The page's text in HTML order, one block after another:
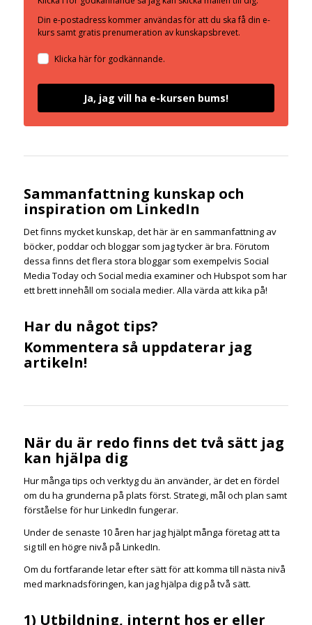
Din e-postadress kommer användas för att du ska få din e-
kurs samt gratis prenumeration av kunskapsbrevet.
Klicka här för godkännande.
Ja, jag vill ha e-kursen bums!
Sammanfattning kunskap och
inspiration om LinkedIn
Det finns mycket kunskap, det här är en sammanfattning av
böcker, poddar och bloggar som jag tycker är bra. Förutom
dessa finns det flera stora bloggar som exempelvis Social
Media Today och Social media examiner och Hubspot som har
ett brett innehåll om sociala medier. Alla värda att kika på!
Har du något tips?
Kommentera så uppdaterar jag
artikeln!
När du är redo finns det två sätt jag
kan hjälpa dig
Hur många tips och verktyg du än använder, är det en fördel
om du ha grunderna på plats först. Strategi, mål och plan samt
förståelse för hur LinkedIn fungerar.
Under de senaste 10 åren har jag hjälpt många företag att ta
sig till en högre nivå på LinkedIn.
Om du fortfarande letar efter sätt för att komma till nästa nivå
med marknadsföringen, kan jag hjälpa dig på två sätt.
1) Utbildning, internt hos er eller